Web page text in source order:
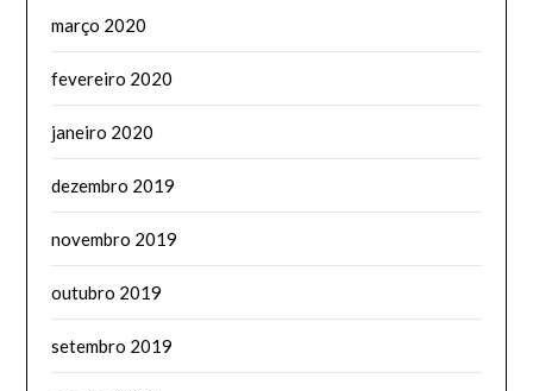
março 2020
fevereiro 2020
janeiro 2020
dezembro 2019
novembro 2019
outubro 2019
setembro 2019